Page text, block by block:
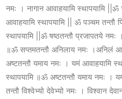
नमः । नागान आवाहयामि स्थापयामि
आवाहयामि स्थापयामि || ॐ पञ्चम तन्तौ
स्थापयामि ||ॐ षष्ठतन्तौ प्रजापतये नमः
॥ॐ सप्तमतन्तौ अनिलाय नमः ।अनिलं
अष्टतन्तौ यमाय नमः । यमं आवाहयामि
स्थापयामि ॥ॐ अष्टतन्तौ यमाय नमः ।
तन्तौ विश्वेभ्यो देवेभ्यो नमः । विश्वान